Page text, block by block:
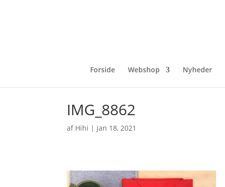
Forside Webshop Nyheder
IMG_8862
af Hihi | jan 18, 2021